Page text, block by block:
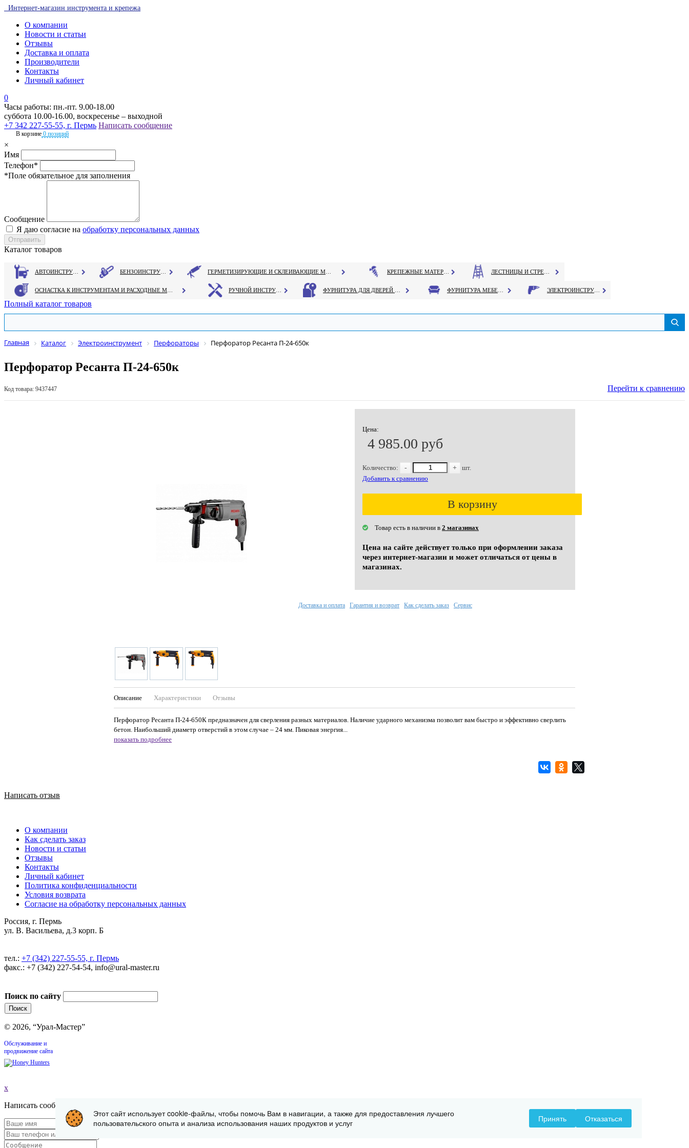
Интернет-магазин инструмента и крепежа
О компании
Новости и статьи
Отзывы
Доставка и оплата
Производители
Контакты
Личный кабинет
0
Часы работы: пн.-пт. 9.00-18.00
суббота 10.00-16.00, воскресенье – выходной
+7 342 227-55-55, г. Пермь Написать сообщение
В корзине 0 позиций
×
Имя
Телефон*
*Поле обязательное для заполнения
Сообщение
Я даю согласие на обработку персональных данных
Каталог товаров
Полный каталог товаров
Главная Каталог Электроинструмент Перфораторы Перфоратор Ресанта П-24-650к
Перфоратор Ресанта П-24-650к
Код товара: 9437447 Перейти к сравнению
Цена:
4 985.00 руб
Количество: - +
шт.
Добавить к сравнению
В корзину
Товар есть в наличии в 2 магазинах
Цена на сайте действует только при оформлении заказа
через интернет-магазин и может отличаться от цены в
магазинах.
Описание Характеристики Отзывы
Перфоратор Ресанта П-24-650К предназначен для сверления разных материалов. Наличие ударного механизма позволит вам быстро и эффективно сверлить
бетон. Наибольший диаметр отверстий в этом случае – 24 мм. Пиковая энергия...
показать подробнее
Доставка и оплата Гарантия и возврат Как сделать заказ Сервис
Написать отзыв
О компании
Как сделать заказ
Новости и статьи
Отзывы
Контакты
Личный кабинет
Политика конфиденциальности
Условия возврата
Согласие на обработку персональных данных
Россия, г. Пермь
ул. В. Васильева, д.3 корп. Б
тел.: +7 (342) 227-55-55, г. Пермь
факс.: +7 (342) 227-54-54, info@ural-master.ru
Поиск по сайту
© 2026, “Урал-Мастер”
Обслуживание и
продвижение сайта
x
Написать сообщение
Этот сайт использует cookie-файлы, чтобы помочь Вам в навигации, а также для предоставления лучшего
пользовательского опыта и анализа использования наших продуктов и услуг
Принять Отказаться